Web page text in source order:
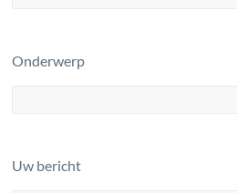
Onderwerp
Uw bericht